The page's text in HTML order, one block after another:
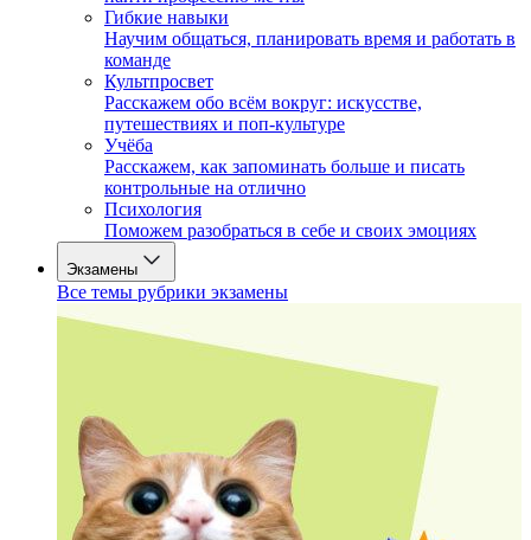
Гибкие навыки
Научим общаться, планировать время и работать в
команде
Культпросвет
Расскажем обо всём вокруг: искусстве,
путешествиях и поп-культуре
Учёба
Расскажем, как запоминать больше и писать
контрольные на отлично
Психология
Поможем разобраться в себе и своих эмоциях
Экзамены
Все темы рубрики экзамены